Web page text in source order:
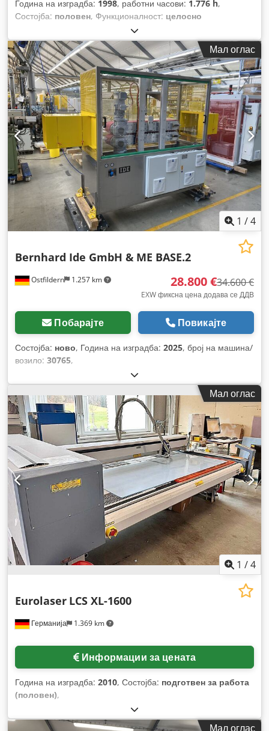
Година на изградба: 1998, работни часови: 1.776 h,
Состојба: половен, Функционалност: целосно
, број на машина/возило:
Мал оглас
1 /4
Ostfildern 1.257 km
Bernhard Ide GmbH & ME BASE.2
28.800 €34.600 €
EXW фиксна цена додава се ДДВ
Побарајте Повикајте
Состојба: ново, Година на изградба: 2025, број на машина/
возило: 30765,
Мал оглас
1 /4
Германија 1.369 km
Eurolaser LCS XL-1600
Информации за цената
Година на изградба: 2010, Состојба: подготвен за работа
(половен),
Мал оглас